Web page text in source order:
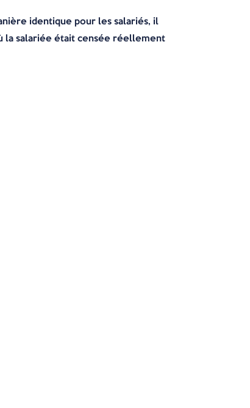
identique pour les salariés, il
la salariée était censée réellement